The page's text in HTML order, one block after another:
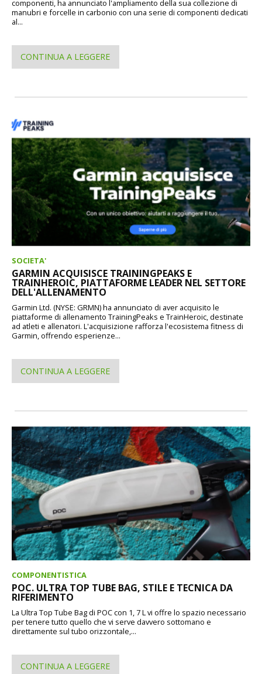
componenti, ha annunciato l'ampliamento della sua collezione di
manubri e forcelle in carbonio con una serie di componenti dedicati
al...
CONTINUA A LEGGERE
SOCIETA'
GARMIN ACQUISISCE TRAININGPEAKS E
TRAINHEROIC, PIATTAFORME LEADER NEL SETTORE
DELL'ALLENAMENTO
Garmin Ltd. (NYSE: GRMN) ha annunciato di aver acquisito le
piattaforme di allenamento TrainingPeaks e TrainHeroic, destinate
ad atleti e allenatori. L'acquisizione rafforza l'ecosistema fitness di
Garmin, offrendo esperienze...
CONTINUA A LEGGERE
COMPONENTISTICA
POC. ULTRA TOP TUBE BAG, STILE E TECNICA DA
RIFERIMENTO
La Ultra Top Tube Bag di POC con 1, 7 L vi offre lo spazio necessario
per tenere tutto quello che vi serve davvero sottomano e
direttamente sul tubo orizzontale,...
CONTINUA A LEGGERE